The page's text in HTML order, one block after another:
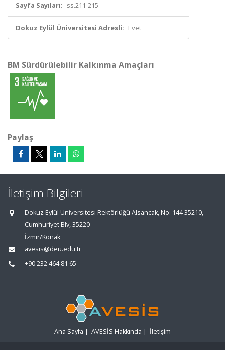
Sayfa Sayıları: ss.211-215
Dokuz Eylül Üniversitesi Adresli: Evet
BM Sürdürülebilir Kalkınma Amaçları
Paylaş
İletişim Bilgileri
Dokuz Eylül Üniversitesi Rektörlüğü Alsancak, No: 144 35210,
Cumhuriyet Blv, 35220
İzmir/Konak
avesis@deu.edu.tr
+90 232 464 81 65
Ana Sayfa | AVESİS Hakkında | İletişim